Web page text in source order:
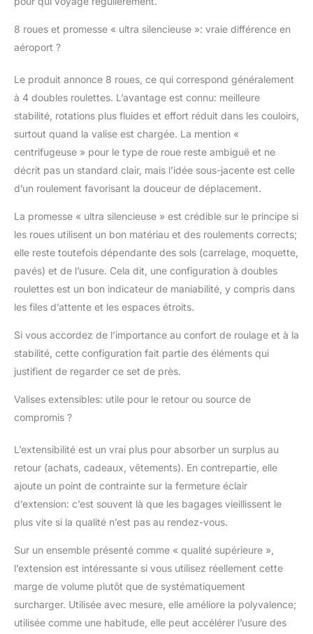
8 roues et promesse « ultra silencieuse »: vraie différence en
aéroport ?
Le produit annonce 8 roues, ce qui correspond généralement
à 4 doubles roulettes. L’avantage est connu: meilleure
stabilité, rotations plus fluides et effort réduit dans les couloirs,
surtout quand la valise est chargée. La mention «
centrifugeuse » pour le type de roue reste ambiguë et ne
décrit pas un standard clair, mais l’idée sous-jacente est celle
d’un roulement favorisant la douceur de déplacement.
La promesse « ultra silencieuse » est crédible sur le principe si
les roues utilisent un bon matériau et des roulements corrects;
elle reste toutefois dépendante des sols (carrelage, moquette,
pavés) et de l’usure. Cela dit, une configuration à doubles
roulettes est un bon indicateur de maniabilité, y compris dans
les files d’attente et les espaces étroits.
Si vous accordez de l’importance au confort de roulage et à la
stabilité, cette configuration fait partie des éléments qui
justifient de regarder ce set de près.
Valises extensibles: utile pour le retour ou source de
compromis ?
L’extensibilité est un vrai plus pour absorber un surplus au
retour (achats, cadeaux, vêtements). En contrepartie, elle
ajoute un point de contrainte sur la fermeture éclair
d’extension: c’est souvent là que les bagages vieillissent le
plus vite si la qualité n’est pas au rendez-vous.
Sur un ensemble présenté comme « qualité supérieure »,
l’extension est intéressante si vous utilisez réellement cette
marge de volume plutôt que de systématiquement
surcharger. Utilisée avec mesure, elle améliore la polyvalence;
utilisée comme une habitude, elle peut accélérer l’usure des